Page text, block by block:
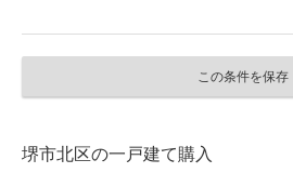
この条件を保存
堺市北区の一戸建て購入